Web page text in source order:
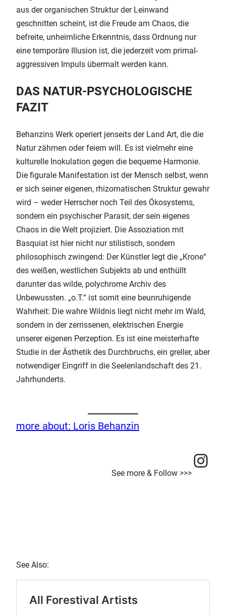
aus der organischen Struktur der Leinwand
geschnitten scheint, ist die Freude am Chaos, die
befreite, unheimliche Erkenntnis, dass Ordnung nur
eine temporäre Illusion ist, die jederzeit vom primal-
aggressiven Impuls übermalt werden kann.
DAS NATUR-PSYCHOLOGISCHE
FAZIT
Behanzins Werk operiert jenseits der Land Art, die die
Natur zähmen oder feiern will. Es ist vielmehr eine
kulturelle Inokulation gegen die bequeme Harmonie.
Die figurale Manifestation ist der Mensch selbst, wenn
er sich seiner eigenen, rhizomatischen Struktur gewahr
wird – weder Herrscher noch Teil des Ökosystems,
sondern ein psychischer Parasit, der sein eigenes
Chaos in die Welt projiziert. Die Assoziation mit
Basquiat ist hier nicht nur stilistisch, sondern
philosophisch zwingend: Der Künstler legt die „Krone“
des weißen, westlichen Subjekts ab und enthüllt
darunter das wilde, polychrome Archiv des
Unbewussten. „o.T.“ ist somit eine beunruhigende
Wahrheit: Die wahre Wildnis liegt nicht mehr im Wald,
sondern in der zerrissenen, elektrischen Energie
unserer eigenen Perzeption. Es ist eine meisterhafte
Studie in der Ästhetik des Durchbruchs, ein greller, aber
notwendiger Eingriff in die Seelenlandschaft des 21.
Jahrhunderts.
more about: Loris Behanzin
See more & Follow >>>
See Also: